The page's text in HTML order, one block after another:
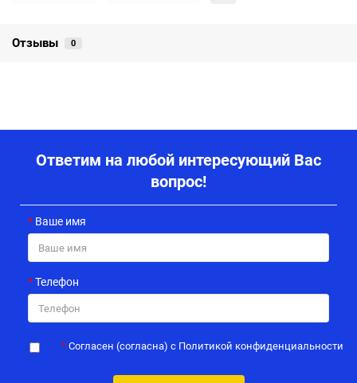
Отзывы 0
Ответим на любой интересующий Вас
вопрос!
Ваше имя
Телефон
Согласен (согласна) с Политикой конфиденциальности